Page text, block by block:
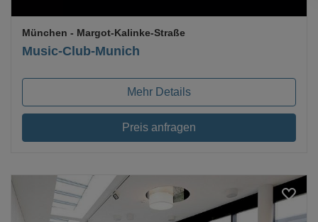
Music-Club-Munich
München - Margot-Kalinke-Straße
Mehr Details
Preis anfragen